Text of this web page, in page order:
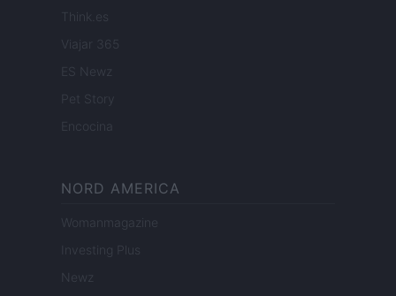
Think.es
Viajar 365
ES Newz
Pet Story
Encocina
NORD AMERICA
Womanmagazine
Investing Plus
Newz